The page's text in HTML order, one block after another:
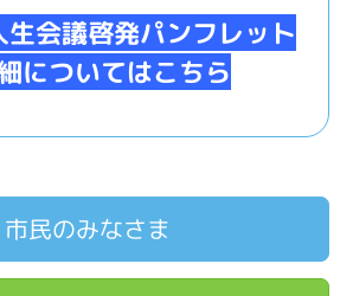
生会議啓発パンフレット
についてはこちら
市民のみなさま